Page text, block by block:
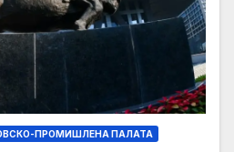
ПРОМИШЛЕНА ПАЛАТА